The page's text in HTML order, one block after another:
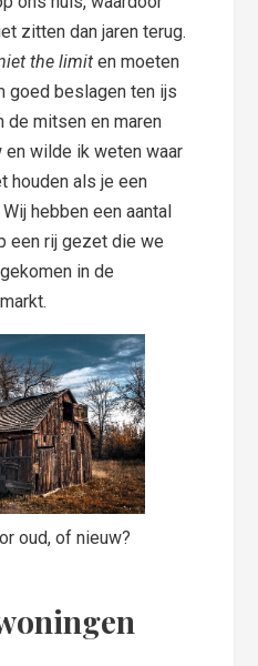
zitten dan jaren terug.
the limit en moeten
goed beslagen ten ijs
de mitsen en maren
en wilde ik weten waar
houden als je een
hebben een aantal
een rij gezet die we
in de
oud, of nieuw?